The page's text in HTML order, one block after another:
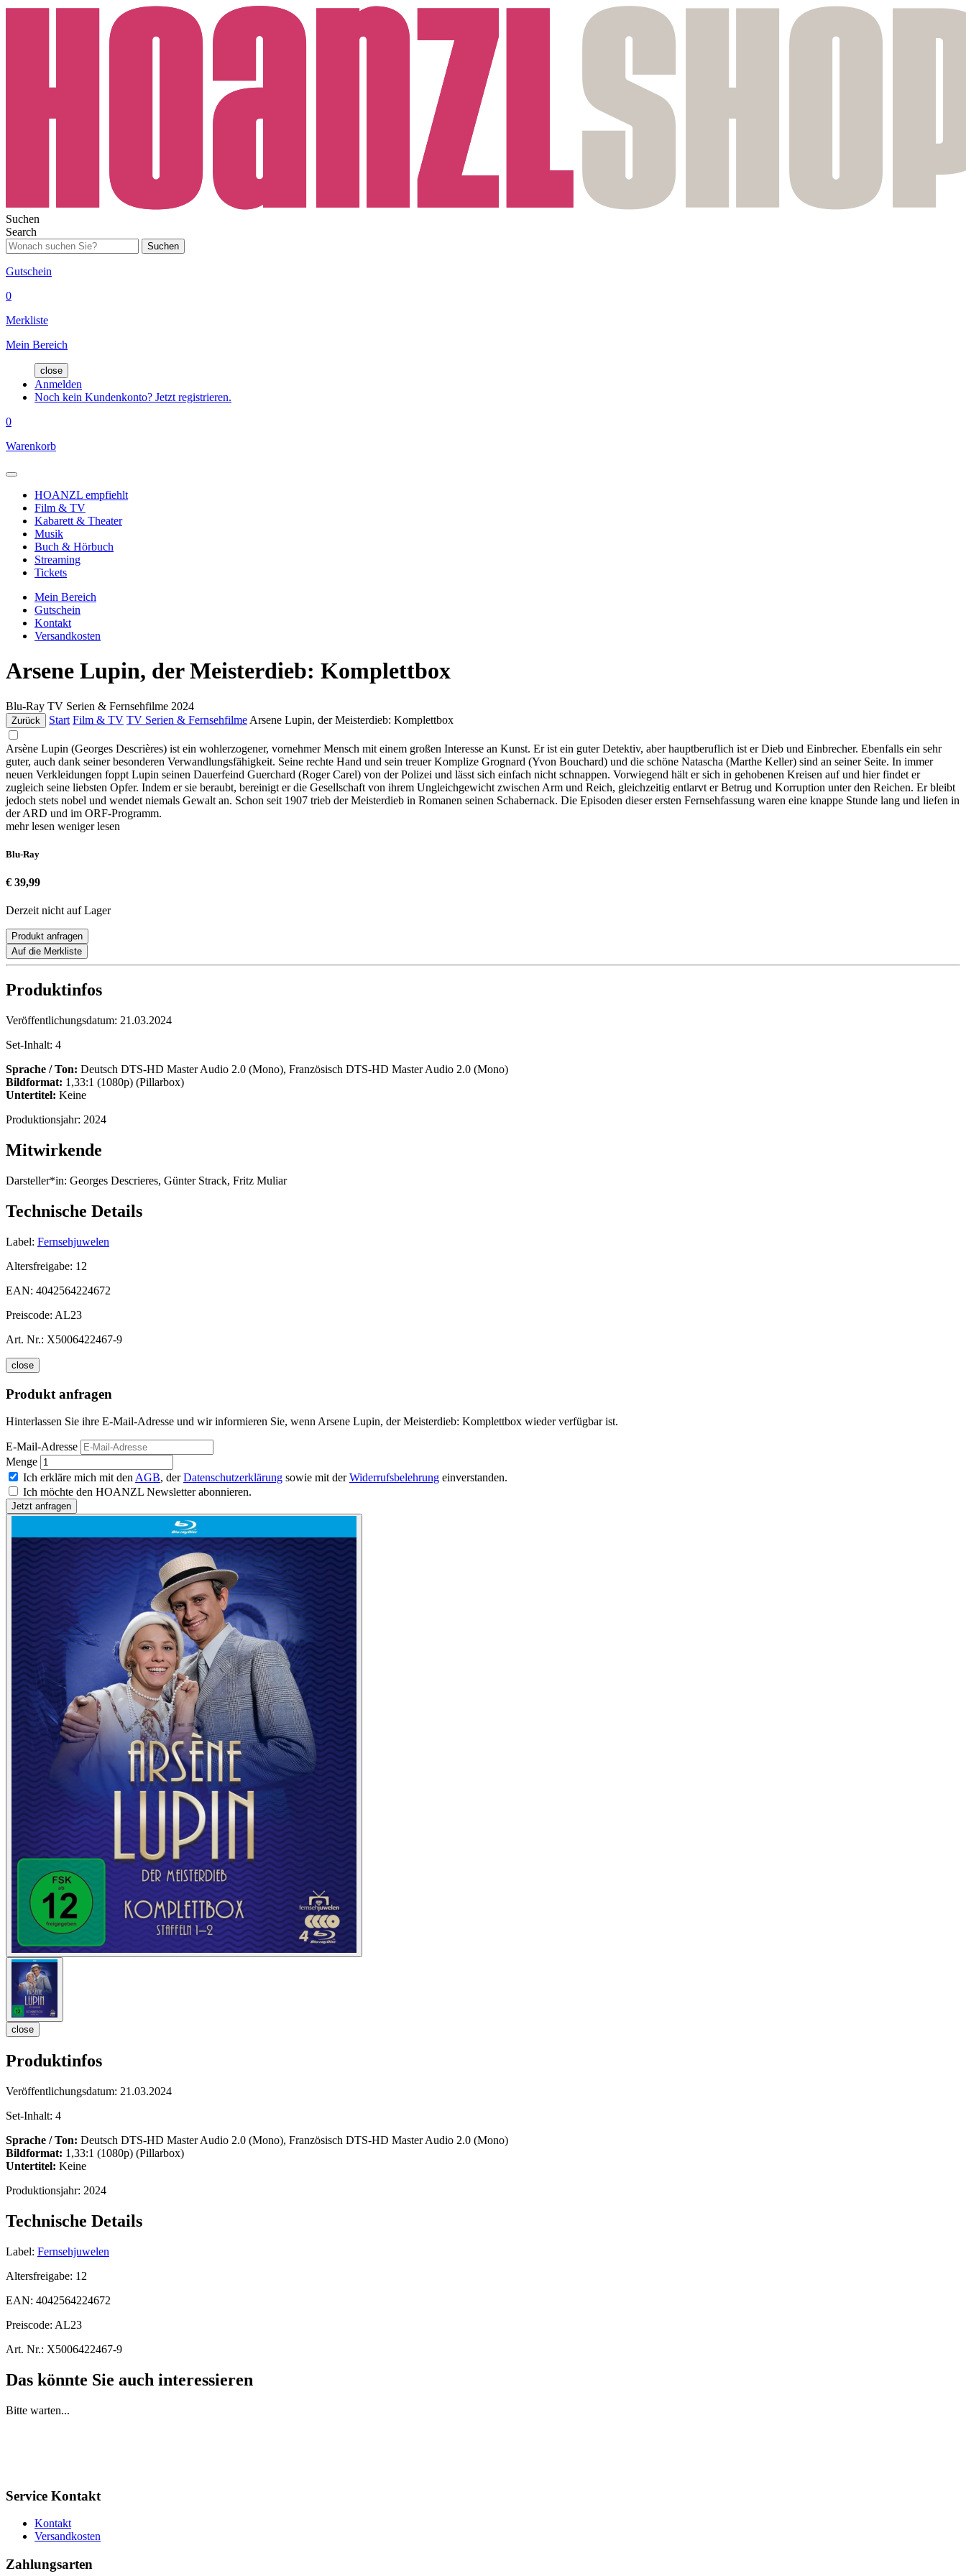
Suchen
Search
Suchen
Gutschein
0
Merkliste
Mein Bereich
close
Anmelden
Noch kein Kundenkonto? Jetzt registrieren.
0
Warenkorb
HOANZL empfiehlt
Film & TV
Kabarett & Theater
Musik
Buch & Hörbuch
Streaming
Tickets
Mein Bereich
Gutschein
Kontakt
Versandkosten
Arsene Lupin, der Meisterdieb: Komplettbox
Blu-Ray TV Serien & Fernsehfilme 2024
Zurück Start Film & TV TV Serien & Fernsehfilme Arsene Lupin, der Meisterdieb: Komplettbox
Arsène Lupin (Georges Descrières) ist ein wohlerzogener, vornehmer Mensch mit einem großen Interesse an Kunst. Er ist ein guter Detektiv, aber hauptberuflich ist er Dieb und Einbrecher. Ebenfalls ein sehr
guter, auch dank seiner besonderen Verwandlungsfähigkeit. Seine rechte Hand und sein treuer Komplize Grognard (Yvon Bouchard) und die schöne Natascha (Marthe Keller) sind an seiner Seite. In immer
neuen Verkleidungen foppt Lupin seinen Dauerfeind Guerchard (Roger Carel) von der Polizei und lässt sich einfach nicht schnappen. Vorwiegend hält er sich in gehobenen Kreisen auf und hier findet er
zugleich seine liebsten Opfer. Indem er sie beraubt, bereinigt er die Gesellschaft von ihrem Ungleichgewicht zwischen Arm und Reich, gleichzeitig entlarvt er Betrug und Korruption unter den Reichen. Er bleibt
jedoch stets nobel und wendet niemals Gewalt an. Schon seit 1907 trieb der Meisterdieb in Romanen seinen Schabernack. Die Episoden dieser ersten Fernsehfassung waren eine knappe Stunde lang und liefen in
der ARD und im ORF-Programm.
mehr lesen weniger lesen
Blu-Ray
€ 39,99
Derzeit nicht auf Lager
Produkt anfragen
Auf die Merkliste
Produktinfos
Veröffentlichungsdatum: 21.03.2024
Set-Inhalt: 4
Sprache / Ton: Deutsch DTS-HD Master Audio 2.0 (Mono), Französisch DTS-HD Master Audio 2.0 (Mono)
Bildformat: 1,33:1 (1080p) (Pillarbox)
Untertitel: Keine
Produktionsjahr: 2024
Mitwirkende
Darsteller*in: Georges Descrieres, Günter Strack, Fritz Muliar
Technische Details
Label: Fernsehjuwelen
Altersfreigabe: 12
EAN: 4042564224672
Preiscode: AL23
Art. Nr.: X5006422467-9
close
Produkt anfragen
Hinterlassen Sie ihre E-Mail-Adresse und wir informieren Sie, wenn Arsene Lupin, der Meisterdieb: Komplettbox wieder verfügbar ist.
E-Mail-Adresse
Menge
Ich erkläre mich mit den AGB, derDatenschutzerklärung sowie mit derWiderrufsbelehrung einverstanden.
Ich möchte den HOANZL Newsletter abonnieren.
close
Produktinfos
Veröffentlichungsdatum: 21.03.2024
Set-Inhalt: 4
Sprache / Ton: Deutsch DTS-HD Master Audio 2.0 (Mono), Französisch DTS-HD Master Audio 2.0 (Mono)
Bildformat: 1,33:1 (1080p) (Pillarbox)
Untertitel: Keine
Produktionsjahr: 2024
Technische Details
Label: Fernsehjuwelen
Altersfreigabe: 12
EAN: 4042564224672
Preiscode: AL23
Art. Nr.: X5006422467-9
Das könnte Sie auch interessieren
Bitte warten...
Service Kontakt
Kontakt
Versandkosten
Zahlungsarten